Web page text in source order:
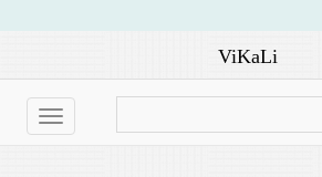
ViKaLi
Toggle
navigation